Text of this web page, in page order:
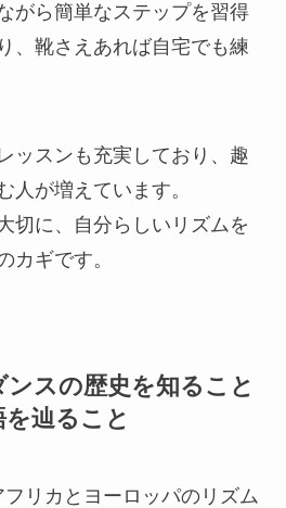
がら簡単なステップを習得
、靴さえあれば自宅でも練
ッスンも充実しており、趣
人が増えています。
切に、自分らしいリズムを
カギです。
スの歴史を知ること
辿ること
リカとヨーロッパのリズム